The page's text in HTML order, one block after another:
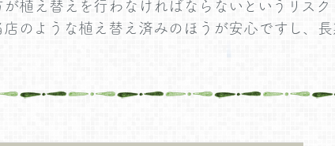
植え替えを行わなければならないというリスク
のような植え替え済みのほうが安心ですし、